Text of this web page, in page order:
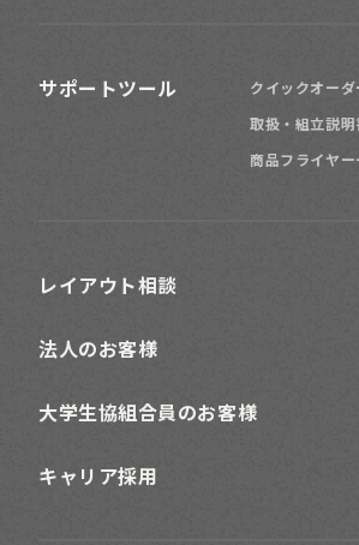
サポートツール
クイックオーダ
取扱・組立説
商品フライヤ
レイアウト相談
法人のお客様
大学生協組合員のお客様
キャリア採用